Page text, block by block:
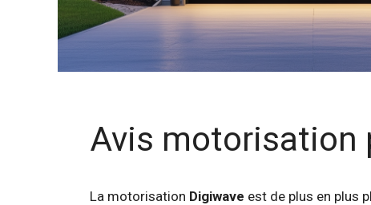
Avis motorisation
La motorisation Digiwave est de plus en plus